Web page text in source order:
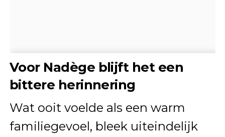
Voor Nadège blijft het een
bittere herinnering
Wat ooit voelde als een warm
familiegevoel, bleek uiteindelijk